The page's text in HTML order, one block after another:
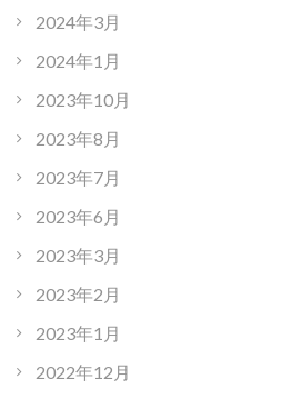
2024年3月
2024年1月
2023年10月
2023年8月
2023年7月
2023年6月
2023年3月
2023年2月
2023年1月
2022年12月